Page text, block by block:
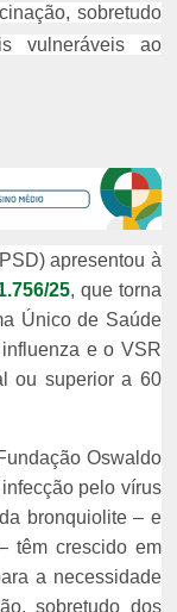
sobretudo
vulneráveis ao
apresentou à
25, que torna
Único de Saúde
e o VSR
ou superior a 60
Oswaldo
pelo vírus
bronquiolite – e
têm crescido em
a necessidade
sobretudo dos